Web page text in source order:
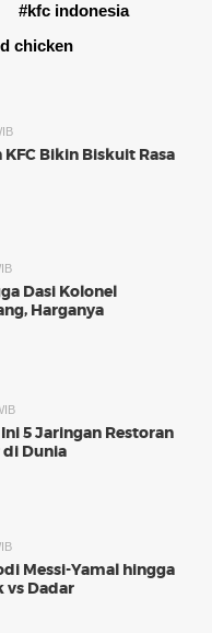
#kfc indonesia
chicken
Bikin Biskuit Rasa
Dasi Kolonel
Harganya
5 Jaringan Restoran
di Dunia
Messi-Yamal hingga
vs Dadar